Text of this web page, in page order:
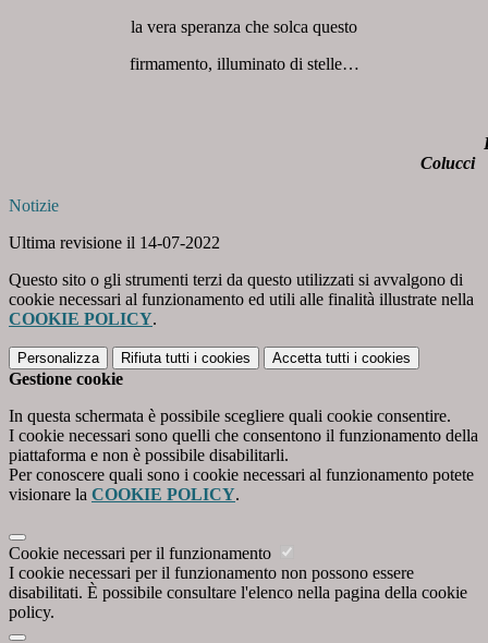
la vera speranza che solca questo
firmamento, illuminato di stelle…
Colucci
Notizie
Ultima revisione il 14-07-2022
Questo sito o gli strumenti terzi da questo utilizzati si avvalgono di
cookie necessari al funzionamento ed utili alle finalità illustrate nella
COOKIE POLICY.
Personalizza Rifiuta tutti i cookies Accetta tutti i cookies
Gestione cookie
In questa schermata è possibile scegliere quali cookie consentire.
I cookie necessari sono quelli che consentono il funzionamento della
piattaforma e non è possibile disabilitarli.
Per conoscere quali sono i cookie necessari al funzionamento potete
visionare la COOKIE POLICY.
Cookie necessari per il funzionamento
I cookie necessari per il funzionamento non possono essere
disabilitati. È possibile consultare l'elenco nella pagina della cookie
policy.